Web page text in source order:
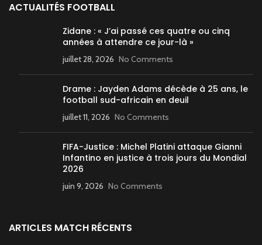
ACTUALITÉS FOOTBALL
Zidane : « J’ai passé ces quatre ou cinq
années à attendre ce jour-là »
juillet 28, 2026 No Comments
Drame : Jayden Adams décède à 25 ans, le
football sud-africain en deuil
juillet 11, 2026 No Comments
FIFA-Justice : Michel Platini attaque Gianni
Infantino en justice à trois jours du Mondial
2026
juin 9, 2026 No Comments
ARTICLES MATCH RÉCENTS